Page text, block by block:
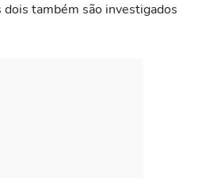
também são investigados